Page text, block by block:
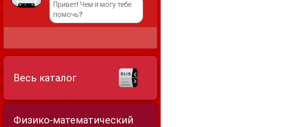
Привет! Чем я могу тебе
помочь?
Весь каталог
Физико-математический